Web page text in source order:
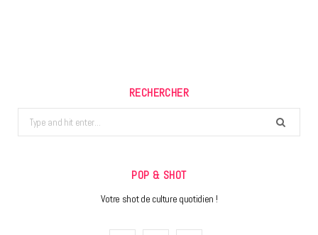
RECHERCHER
Search
for:
POP & SHOT
Votre shot de culture quotidien !